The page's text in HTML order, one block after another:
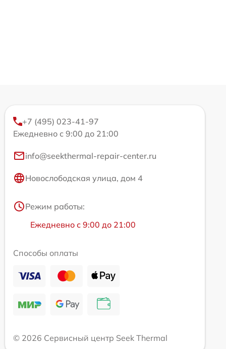
+7 (495) 023-41-97
Ежедневно с 9:00 до 21:00
info@seekthermal-repair-center.ru
Новослободская улица, дом 4
Режим работы:
Ежедневно с 9:00 до 21:00
Способы оплаты
© 2026 Сервисный центр Seek Thermal